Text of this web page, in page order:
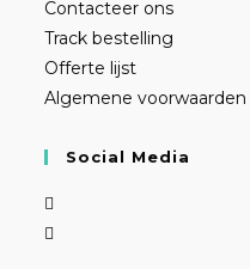
Contacteer ons
Track bestelling
Offerte lijst
Algemene voorwaarden
Social Media